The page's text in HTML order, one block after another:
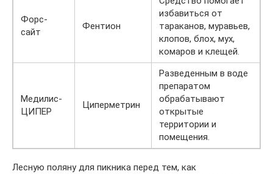
Форс-
сайт
Фентион
избавиться от
тараканов, муравьев,
клопов, блох, мух,
комаров и клещей.
Медилис-
ЦИПЕР
Циперметрин
Разведенным в воде
препаратом
обрабатывают
открытые
территории и
помещения.
Лесную поляну для пикника перед тем, как